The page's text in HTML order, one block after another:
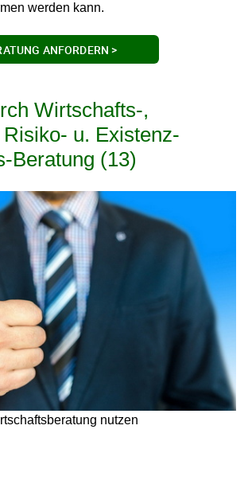
werden kann.
ANFORDERN >
Wirtschafts-,
u. Existenz-
Beratung (13)
nutzen